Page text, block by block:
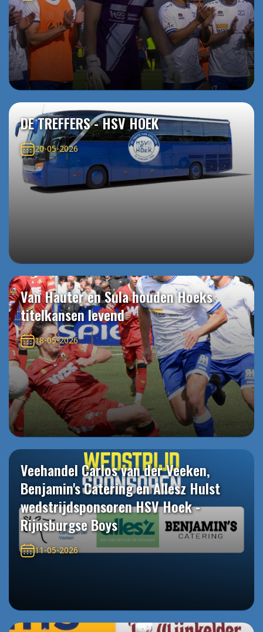
DE TREFFERS - HSV HOEK
20-05-2026
Van Hauter en Sula houden Hoeks
titelkansen levend
18-05-2026
Veehandel Carlos van der Veeken,
Benjamin's Catering en Allesz Hulst
wedstrijdsponsoren HSV Hoek -
Rijnsburgse Boys
11-05-2026